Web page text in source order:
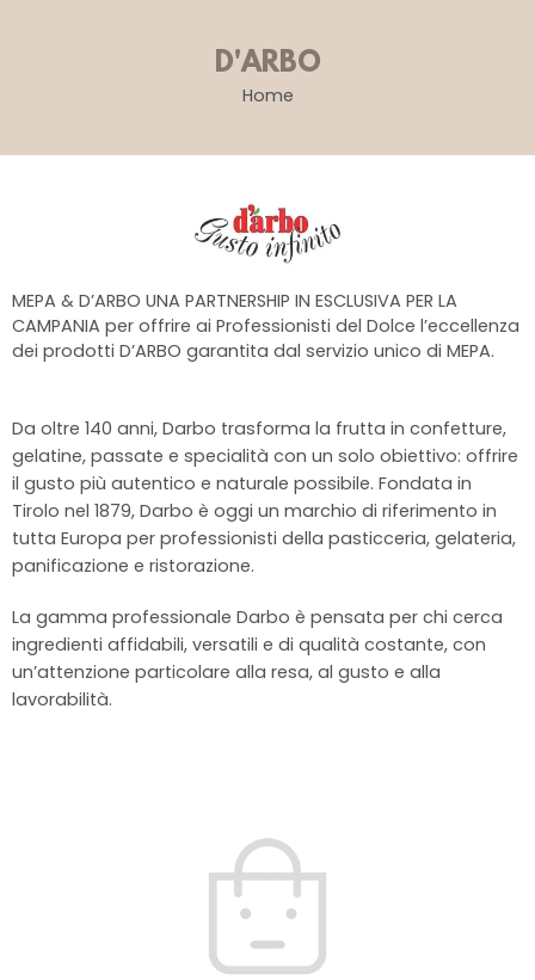
D'ARBO
Home
MEPA & D’ARBO UNA PARTNERSHIP IN ESCLUSIVA PER LA
CAMPANIA per offrire ai Professionisti del Dolce l’eccellenza
dei prodotti D’ARBO garantita dal servizio unico di MEPA.
Da oltre 140 anni, Darbo trasforma la frutta in confetture,
gelatine, passate e specialità con un solo obiettivo: offrire
il gusto più autentico e naturale possibile. Fondata in
Tirolo nel 1879, Darbo è oggi un marchio di riferimento in
tutta Europa per professionisti della pasticceria, gelateria,
panificazione e ristorazione.
La gamma professionale Darbo è pensata per chi cerca
ingredienti affidabili, versatili e di qualità costante, con
un’attenzione particolare alla resa, al gusto e alla
lavorabilità.